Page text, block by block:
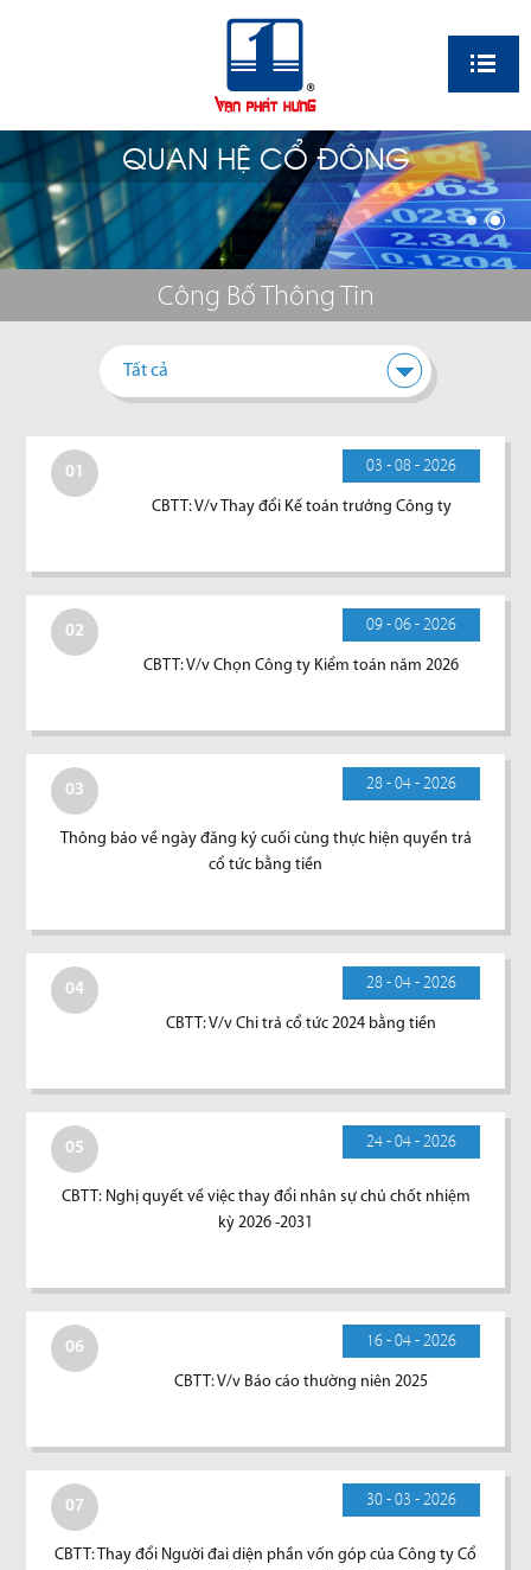
QUAN HỆ CỔ ĐÔNG
Công Bố Thông Tin
Tất cả
01 03 - 08 - 2026
CBTT: V/v Thay đổi Kế toán trưởng Công ty
02 09 - 06 - 2026
CBTT: V/v Chọn Công ty Kiểm toán năm 2026
03 28 - 04 - 2026
Thông báo về ngày đăng ký cuối cùng thực hiện quyền trả
cổ tức bằng tiền
04 28 - 04 - 2026
CBTT: V/v Chi trả cổ tức 2024 bằng tiền
05 24 - 04 - 2026
CBTT: Nghị quyết về việc thay đổi nhân sự chủ chốt nhiệm
kỳ 2026 -2031
06 16 - 04 - 2026
CBTT: V/v Báo cáo thường niên 2025
07 30 - 03 - 2026
CBTT: Thay đổi Người đai diện phần vốn góp của Công ty Cổ